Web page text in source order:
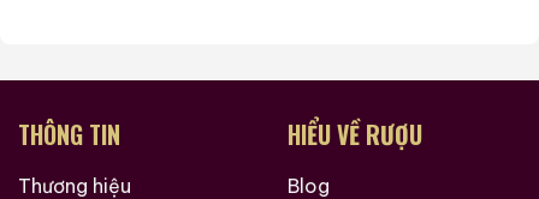
THÔNG TIN
Thương hiệu
HIỂU VỀ RƯỢU
Blog